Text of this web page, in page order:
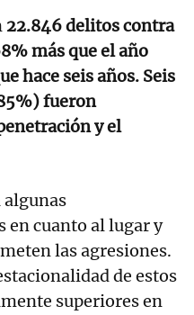
22.846 delitos contra
más que el año
hace seis años. Seis
fueron
y el
en cuanto al lugar y
las agresiones.
de estos
superiores en